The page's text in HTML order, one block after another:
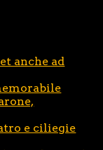
anche ad
e ciliegie